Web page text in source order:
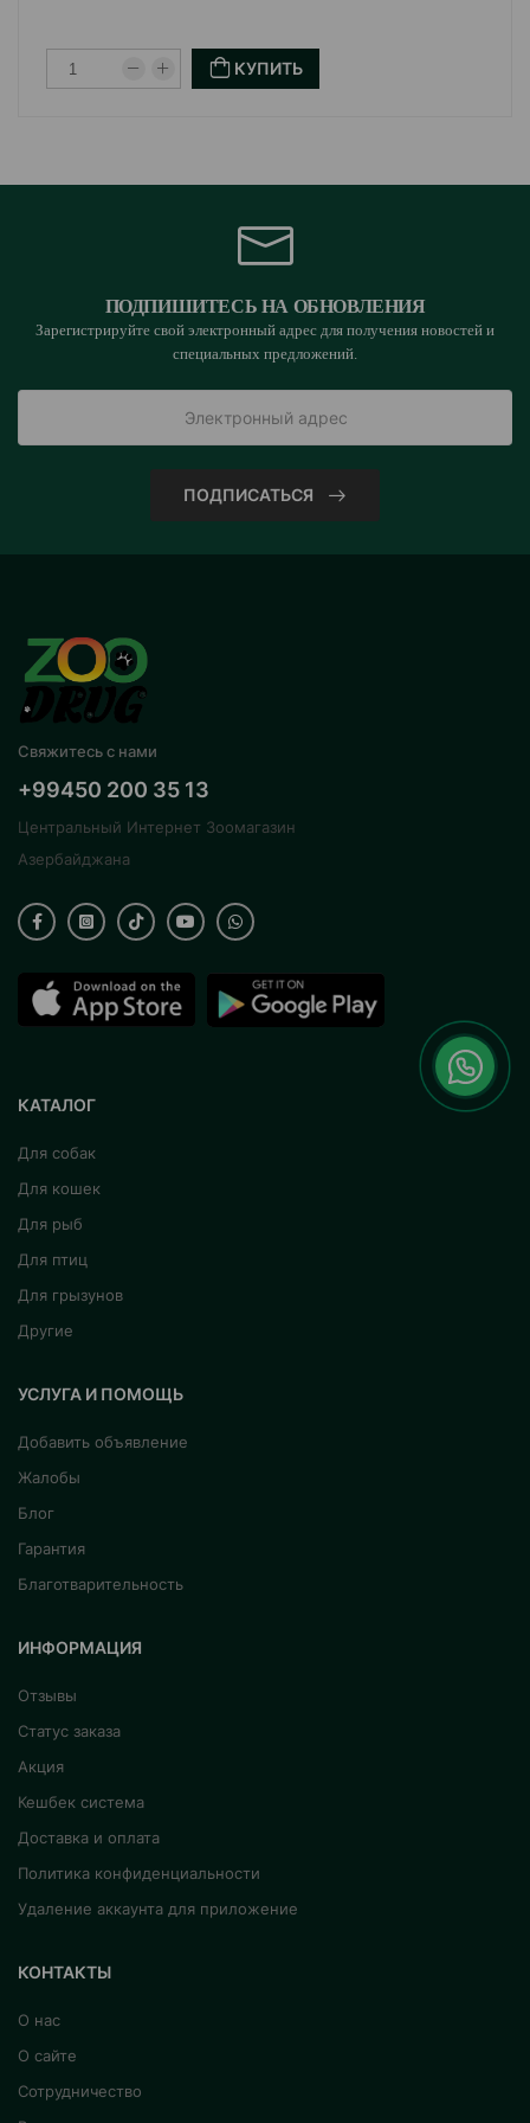
КУПИТЬ
ПОДПИШИТЕСЬ НА ОБНОВЛЕНИЯ
Зарегистрируйте свой электронный адрес для получения новостей и
специальных предложений.
ПОДПИСАТЬСЯ
Свяжитесь с нами
+99450 200 35 13
Центральный Интернет Зоомагазин
Азербайджана
КАТАЛОГ
Для собак
Для кошек
Для рыб
Для птиц
Для грызунов
Другие
УСЛУГА И ПОМОЩЬ
Добавить объявление
Жалобы
Блог
Гарантия
Благотварительность
ИНФОРМАЦИЯ
Отзывы
Статус заказа
Акция
Кешбек система
Доставка и оплата
Политика конфиденциальности
Удаление аккаунта для приложение
КОНТАКТЫ
О нас
О сайте
Сотрудничество